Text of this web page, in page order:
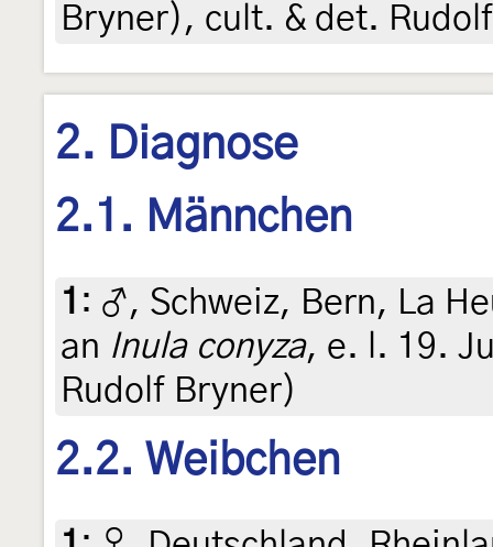
Bryner), cult. & det.
2. Diagnose
2.1. Männchen
1 : ♂, Schweiz, Bern, La
an Inula conyza, e. l. 19.
Rudolf Bryner)
2.2. Weibchen